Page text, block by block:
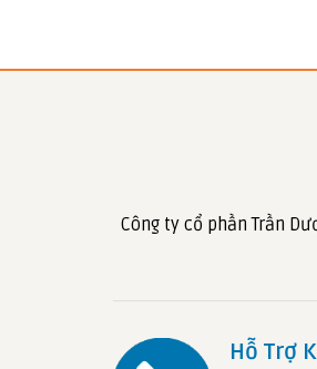
Công ty cổ phần Trần
Hỗ Trợ